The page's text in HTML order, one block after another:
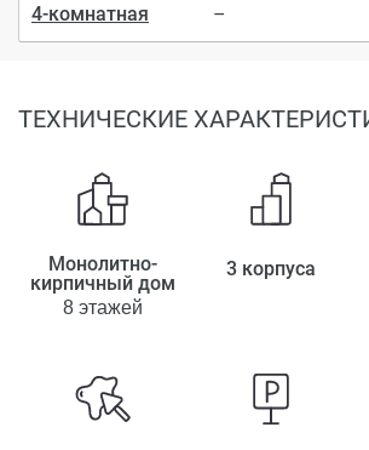
4-комнатная –
ТЕХНИЧЕСКИЕ
Монолитно-
кирпичный дом
8 этажей
3 корпуса